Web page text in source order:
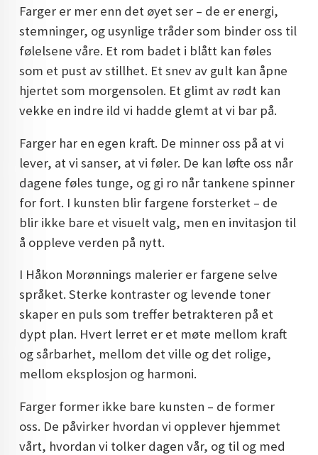
STORE MALERIER TIL STUE
NORSK KUNST
DOPAMIN DECOR NORGE
DOPAMIN DECOR NORGE
Farger er mer enn det øyet ser – de er energi,
stemninger, og usynlige tråder som binder oss til
følelsene våre. Et rom badet i blått kan føles
som et pust av stillhet. Et snev av gult kan åpne
hjertet som morgensolen. Et glimt av rødt kan
vekke en indre ild vi hadde glemt at vi bar på.
Farger har en egen kraft. De minner oss på at vi
lever, at vi sanser, at vi føler. De kan løfte oss når
dagene føles tunge, og gi ro når tankene spinner
for fort. I kunsten blir fargene forsterket – de
blir ikke bare et visuelt valg, men en invitasjon til
å oppleve verden på nytt.
I Håkon Morønnings malerier er fargene selve
språket. Sterke kontraster og levende toner
skaper en puls som treffer betrakteren på et
dypt plan. Hvert lerret er et møte mellom kraft
og sårbarhet, mellom det ville og det rolige,
mellom eksplosjon og harmoni.
Farger former ikke bare kunsten – de former
oss. De påvirker hvordan vi opplever hjemmet
vårt, hvordan vi tolker dagen vår, og til og med